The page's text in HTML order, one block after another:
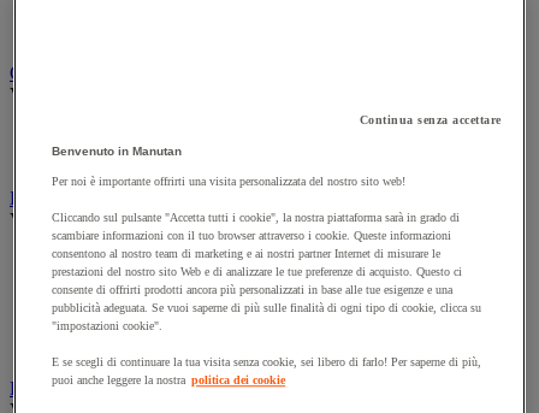
Cutter di sicurezza
Vedi tutte le categorie
Cutter di sicurezza
Etichetta e marcatura
Vedi tutte le categorie
Busta portadocumenti
Etichetta di marcatura e pistola etichettatrice
Etichetta per spedizione e distributore
Etichettatrice
Film estensibile, pallet e cassa-pallet
Continua senza accettare
Benvenuto in Manutan
Per noi è importante offrirti una visita personalizzata del nostro sito web!
Cliccando sul pulsante "Accetta tutti i cookie", la nostra piattaforma sarà in grado di
scambiare informazioni con il tuo browser attraverso i cookie. Queste informazioni
consentono al nostro team di marketing e ai nostri partner Internet di misurare le
prestazioni del nostro sito Web e di analizzare le tue preferenze di acquisto. Questo ci
consente di offrirti prodotti ancora più personalizzati in base alle tue esigenze e una
pubblicità adeguata. Se vuoi saperne di più sulle finalità di ogni tipo di cookie, clicca su
"impostazioni cookie".
E se scegli di continuare la tua visita senza cookie, sei libero di farlo! Per saperne di più,
puoi anche leggere la nostra politica dei cookie